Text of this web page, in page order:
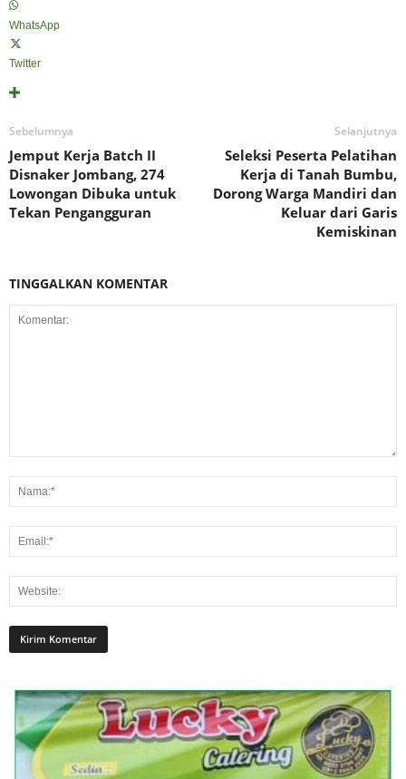
WhatsApp
Twitter
Sebelumnya
Jemput Kerja Batch II
Disnaker Jombang, 274
Lowongan Dibuka untuk
Tekan Pengangguran
Selanjutnya
Seleksi Peserta Pelatihan
Kerja di Tanah Bumbu,
Dorong Warga Mandiri dan
Keluar dari Garis
Kemiskinan
TINGGALKAN KOMENTAR